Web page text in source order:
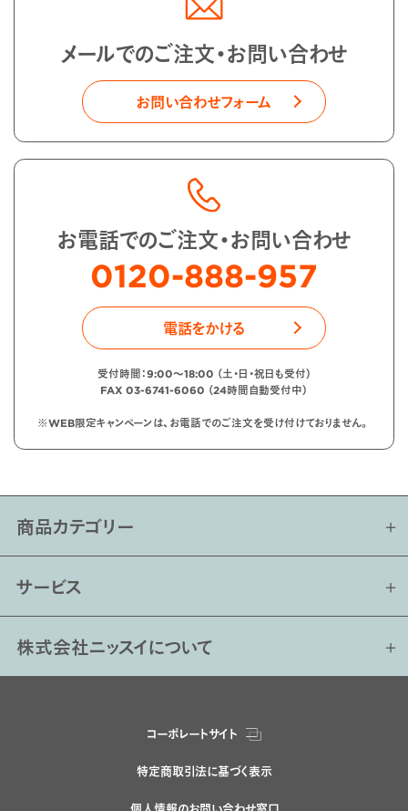
メールでのご注文・お問い合わせ
お問い合わせフォーム
お電話でのご注文・お問い合わせ
0120-888-957
電話をかける
受付時間：9:00〜18:00 （土・日・祝日も受付）
FAX 03-6741-6060 （24時間自動受付中）
※WEB限定キャンペーンは、お電話でのご注文を受け付けておりません。
商品カテゴリー
サービス
株式会社ニッスイについて
コーポレートサイト
特定商取引法に基づく表示